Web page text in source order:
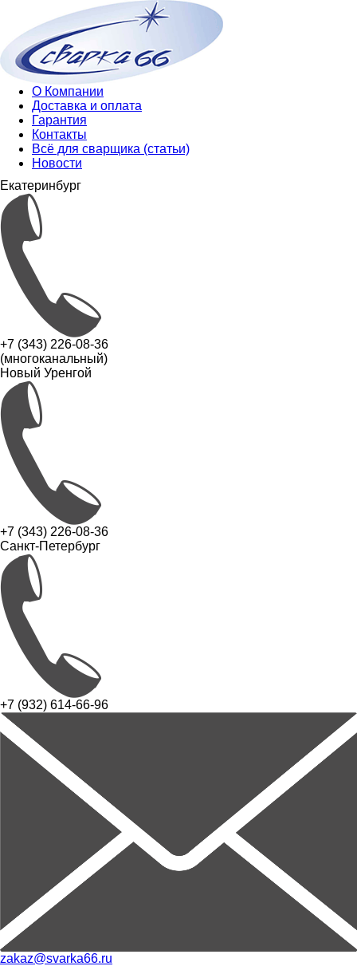
О Компании
Доставка и оплата
Гарантия
Контакты
Всё для сварщика (статьи)
Новости
Екатеринбург
+7 (343) 226-08-36
(многоканальный)
Новый Уренгой
+7 (343) 226-08-36
Санкт-Петербург
+7 (932) 614-66-96
zakaz@svarka66.ru